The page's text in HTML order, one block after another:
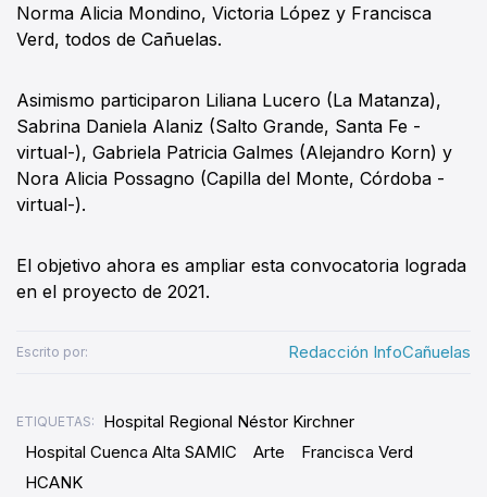
Norma Alicia Mondino, Victoria López y Francisca
Verd, todos de Cañuelas.
Asimismo participaron Liliana Lucero (La Matanza),
Sabrina Daniela Alaniz (Salto Grande, Santa Fe -
virtual-), Gabriela Patricia Galmes (Alejandro Korn) y
Nora Alicia Possagno (Capilla del Monte, Córdoba -
virtual-).
El objetivo ahora es ampliar esta convocatoria lograda
en el proyecto de 2021.
Escrito por: Redacción InfoCañuelas
ETIQUETAS:
Hospital Regional Néstor Kirchner
Hospital Cuenca Alta SAMIC
Arte
Francisca Verd
HCANK